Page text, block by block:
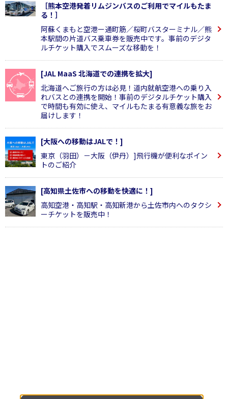
［熊本空港発着リムジンバスのご利用でマイルもたま
る！］
阿蘇くまもと空港ー通町筋／桜町バスターミナル／熊
本駅間の片道バス乗車券を販売中です。事前のデジタ
ルチケット購入でスムーズな移動を！
[JAL MaaS 北海道での連携を拡大]
北海道へご旅行の方は必見！道内就航空港への乗り入
れバスとの連携を開始！事前のデジタルチケット購入
で時間も有効に使え、マイルもたまる有意義な旅をお
届けします！
[大阪への移動はJALで！]
東京（羽田）－大阪（伊丹）]飛行機が便利なポイン
トのご紹介
[高知県土佐市への移動を快適に！]
高知空港・高知駅・高知新港から土佐市内へのタクシ
ーチケットを販売中！